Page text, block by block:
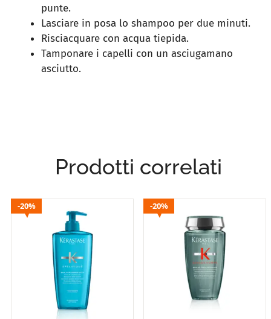
punte.
Lasciare in posa lo shampoo per due minuti.
Risciacquare con acqua tiepida.
Tamponare i capelli con un asciugamano
asciutto.
Prodotti correlati
20% 20%